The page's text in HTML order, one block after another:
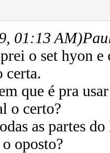
01:13 AM)
o set hyon
certa.
que é pra
o certo?
as partes
oposto?